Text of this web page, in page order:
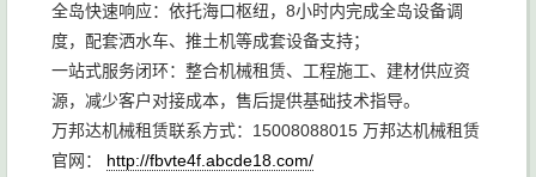
全岛快速响应：依托海口枢纽，8小时内完成全岛设备调
度，配套洒水车、推土机等成套设备支持；
一站式服务闭环：整合机械租赁、工程施工、建材供应资
源，减少客户对接成本，售后提供基础技术指导。
万邦达机械租赁联系方式：15008088015 万邦达机械租赁
官网： http://fbvte4f.abcde18.com/